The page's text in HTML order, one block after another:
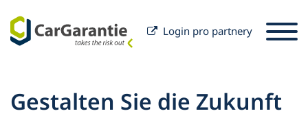
Login pro partnery
Partner
Gestalten Sie die Zukunft